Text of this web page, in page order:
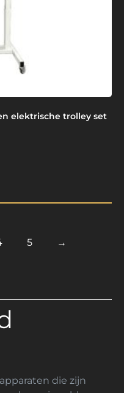
elektrische trolley set
5 →
die zijn